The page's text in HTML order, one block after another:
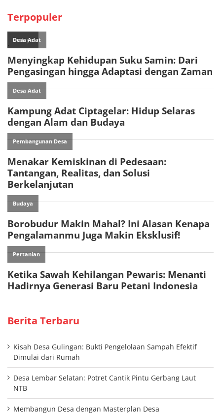
Terpopuler
Berita Terbaru
Kisah Desa Gulingan: Bukti Pengelolaan Sampah Efektif
Dimulai dari Rumah
Desa Lembar Selatan: Potret Cantik Pintu Gerbang Laut
NTB
Membangun Desa dengan Masterplan Desa